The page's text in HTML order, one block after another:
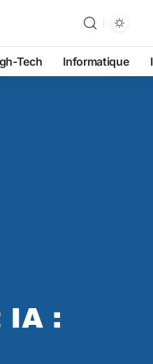
Tech Informatique
IA :